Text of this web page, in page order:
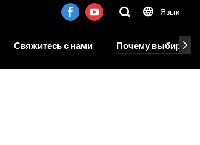
Язык
Свяжитесь с нами Почему выбирают